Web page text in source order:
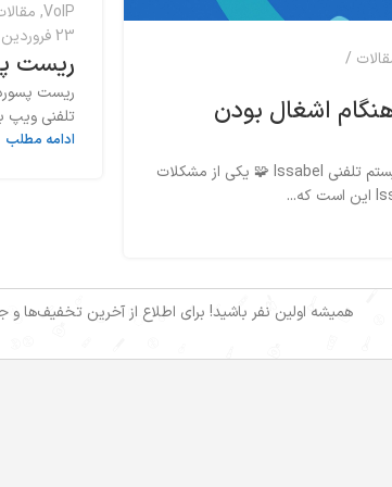
اشغال بودن
📞 بهبود Call Waiting در سیستم تلفنی Issabel 🧩 یکی از مشکلات
VoIP
,
23 فروردین 1403
ریست
ریست
تلفنی ویپ
ادامه مطلب
همیشه اولین نفر باشید! برای اطلاع از آخرین تخفیف‌ها و